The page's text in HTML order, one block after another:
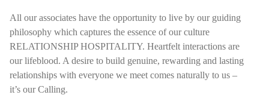
All our associates have the opportunity to live by our guiding
philosophy which captures the essence of our culture
RELATIONSHIP HOSPITALITY. Heartfelt interactions are
our lifeblood. A desire to build genuine, rewarding and lasting
relationships with everyone we meet comes naturally to us –
it’s our Calling.